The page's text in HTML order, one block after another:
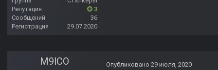
Репутация
3
Сообщений
36
Регистрация
29.07.2020
M9lCO Опубликовано 29 июля, 2020